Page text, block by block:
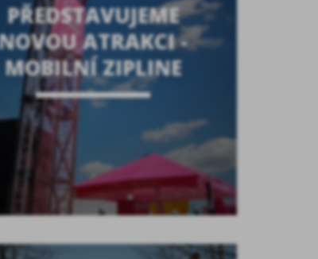
PŘEDSTAVUJEME
ATRAKCI -
MOBILNÍ ZIPLINE